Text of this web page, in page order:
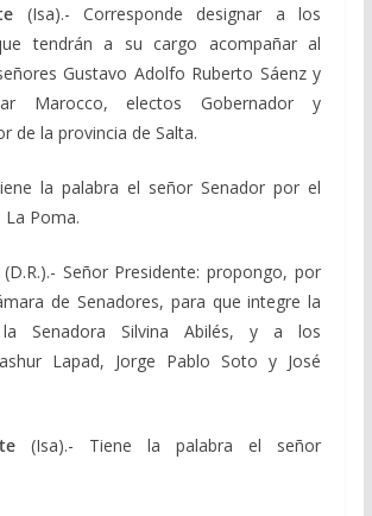
(Isa).- Corresponde designar a los
tendrán a su cargo acompañar al
Gustavo Adolfo Ruberto Sáenz y
Marocco, electos Gobernador y
de la provincia de Salta.
el señor Senador por el
Poma.
(D.R.).- Señor Presidente: propongo, por
de Senadores, para que integre la
Senadora Silvina Abilés, y a los
Lapad, Jorge Pablo Soto y José
(Isa).- Tiene la palabra el señor